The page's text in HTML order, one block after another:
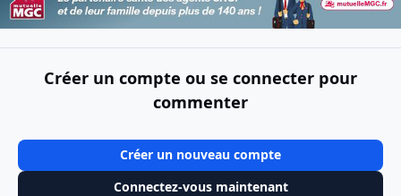
Créer un compte ou se connecter pour
commenter
Créer un nouveau compte
Connectez-vous maintenant